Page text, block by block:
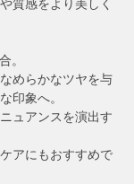
質感をより美しく
。
めらかなツヤを与
印象へ。
ュアンスを演出す
アにもおすすめで